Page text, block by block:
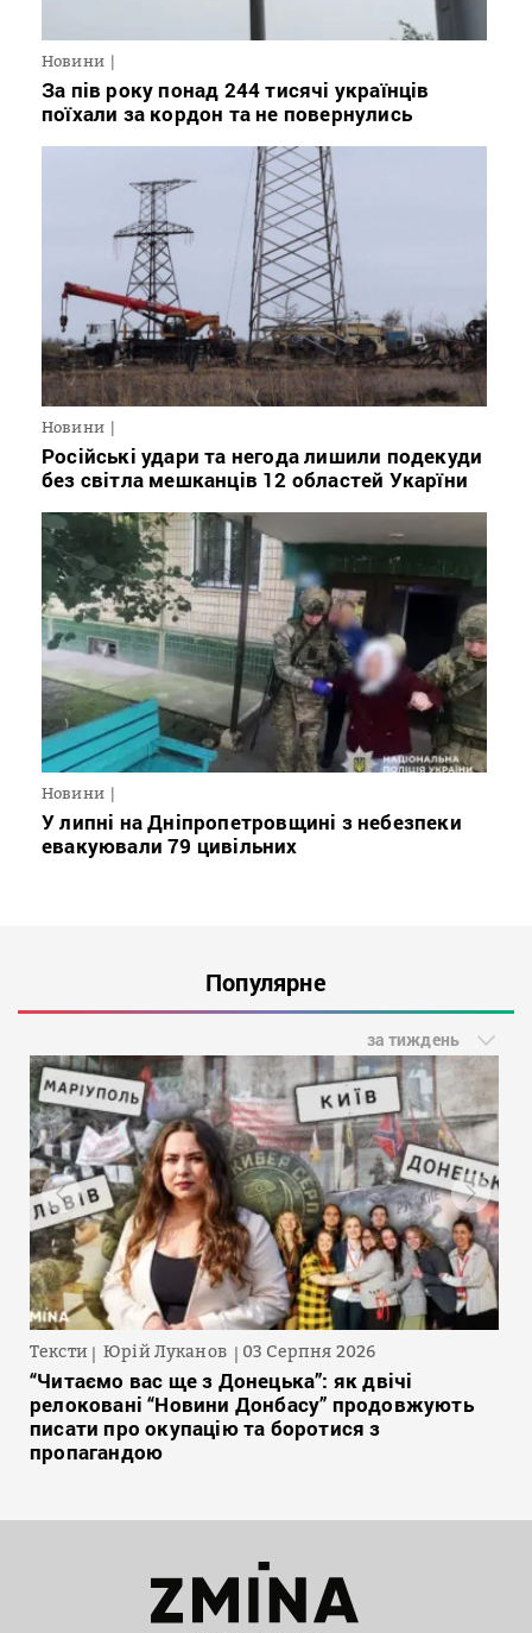
Новини
За пів року понад 244 тисячі українців
поїхали за кордон та не повернулись
Новини
Російські удари та негода лишили подекуди
без світла мешканців 12 областей Укарїни
Новини
У липні на Дніпропетровщині з небезпеки
евакуювали 79 цивільних
Популярне
за тиждень
Тексти Юрій Луканов 03 Серпня 2026
“Читаємо вас ще з Донецька”: як двічі
релоковані “Новини Донбасу” продовжують
писати про окупацію та боротися з
пропагандою